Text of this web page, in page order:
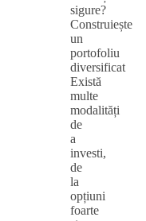
sigure?
Construiește
un
portofoliu
diversificat
Există
multe
modalități
de
a
investi,
de
la
opțiuni
foarte